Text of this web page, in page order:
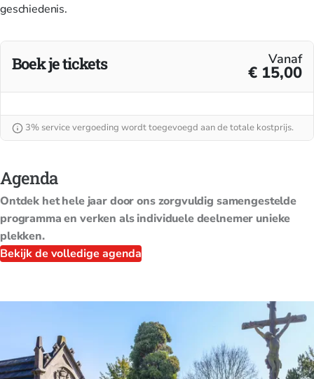
geschiedenis.
Boek je tickets Vanaf
€ 15,00
3% service vergoeding wordt toegevoegd aan de totale kostprijs.
Agenda
Ontdek het hele jaar door ons zorgvuldig samengestelde
programma en verken als individuele deelnemer unieke
plekken.
Bekijk de volledige agenda